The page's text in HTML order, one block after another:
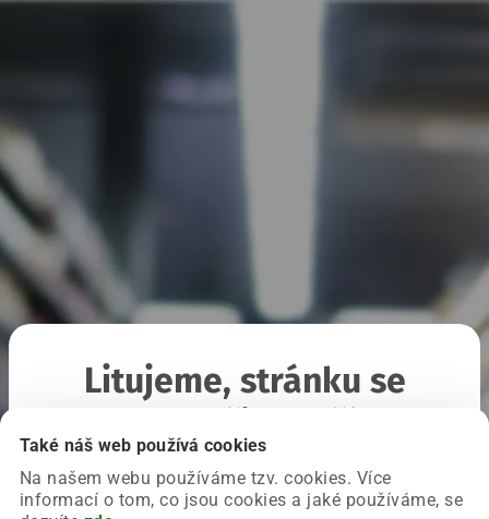
Také náš web používá cookies
Na našem webu používáme tzv. cookies. Více
informací o tom, co jsou cookies a jaké používáme, se
Litujeme, stránku se
Chyba nastala na naší straně a už ji opravujeme.